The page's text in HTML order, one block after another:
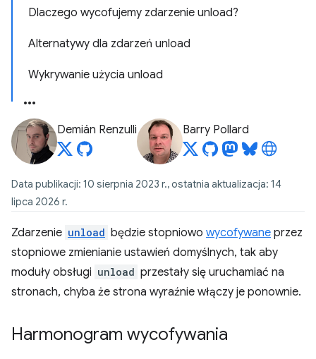
Dlaczego wycofujemy zdarzenie unload?
Alternatywy dla zdarzeń unload
Wykrywanie użycia unload
Demián Renzulli Barry Pollard
Data publikacji: 10 sierpnia 2023 r., ostatnia aktualizacja: 14
lipca 2026 r.
Zdarzenie unload będzie stopniowo wycofywane przez
stopniowe zmienianie ustawień domyślnych, tak aby
moduły obsługi unload przestały się uruchamiać na
stronach, chyba że strona wyraźnie włączy je ponownie.
Harmonogram wycofywania